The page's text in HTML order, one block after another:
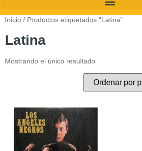
Inicio / Productos etiquetados “Latina”
Latina
Mostrando el único resultado